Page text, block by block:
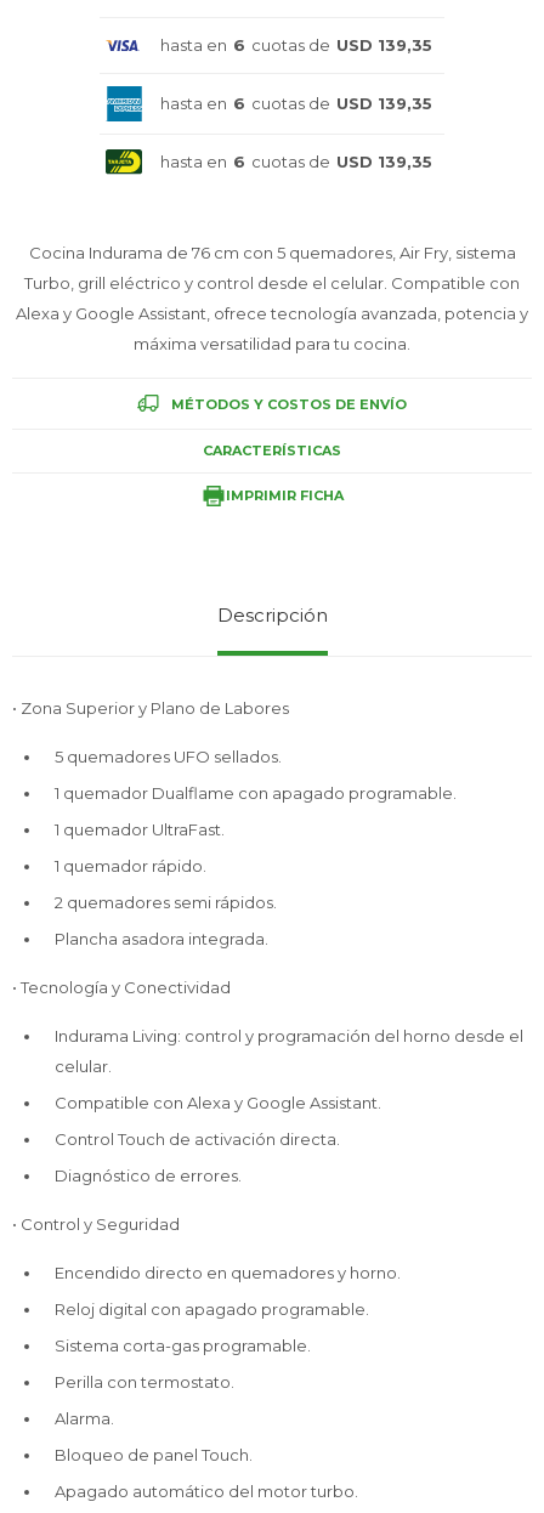
hasta en 6 cuotas de USD 139,35
hasta en 6 cuotas de USD 139,35
hasta en 6 cuotas de USD 139,35
Cocina Indurama de 76 cm con 5 quemadores, Air Fry, sistema
Turbo, grill eléctrico y control desde el celular. Compatible con
Alexa y Google Assistant, ofrece tecnología avanzada, potencia y
máxima versatilidad para tu cocina.
MÉTODOS Y COSTOS DE ENVÍO
CARACTERÍSTICAS
IMPRIMIR FICHA
Descripción
• Zona Superior y Plano de Labores
5 quemadores UFO sellados.
1 quemador Dualflame con apagado programable.
1 quemador UltraFast.
1 quemador rápido.
2 quemadores semi rápidos.
Plancha asadora integrada.
• Tecnología y Conectividad
Indurama Living: control y programación del horno desde el
celular.
Compatible con Alexa y Google Assistant.
Control Touch de activación directa.
Diagnóstico de errores.
• Control y Seguridad
Encendido directo en quemadores y horno.
Reloj digital con apagado programable.
Sistema corta-gas programable.
Perilla con termostato.
Alarma.
Bloqueo de panel Touch.
Apagado automático del motor turbo.
Atención Personalizada
Service